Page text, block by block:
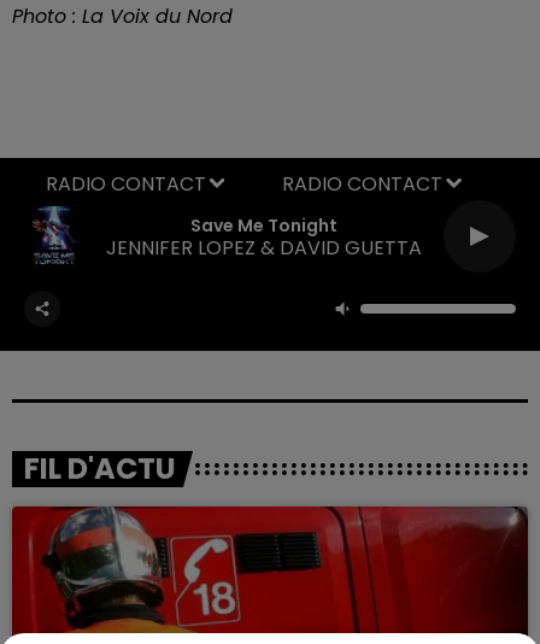
Photo : La Voix du Nord
Save Me Tonight
JENNIFER LOPEZ & DAVID GUETTA
RADIO CONTACT
FIL D'ACTU